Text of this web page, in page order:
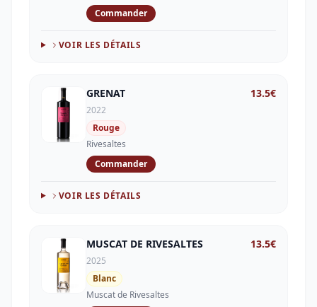
Commander
VOIR LES DÉTAILS
GRENAT
2022
13.5€
Rouge
Rivesaltes
Commander
VOIR LES DÉTAILS
MUSCAT DE RIVESALTES
2025
13.5€
Blanc
Muscat de Rivesaltes